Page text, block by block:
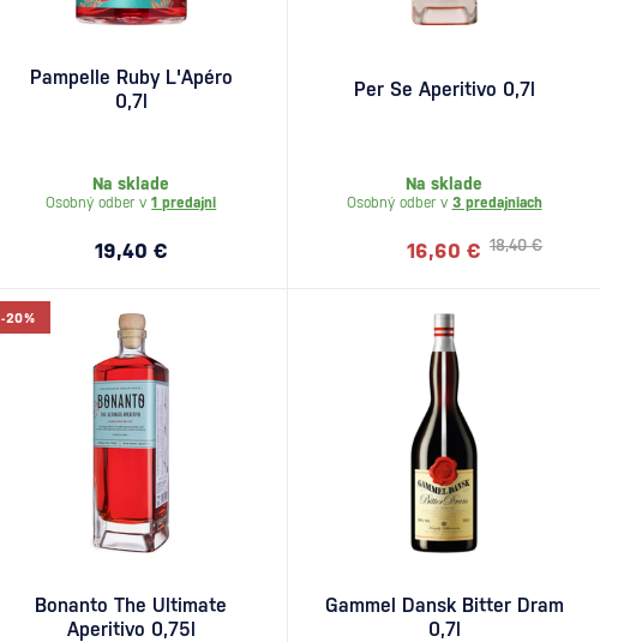
Pampelle Ruby L'Apéro
0,7l
Na sklade
Osobný odber v1 predajni
19,40 €
Per Se Aperitivo 0,7l
Na sklade
Osobný odber v 3 predajniach
18,40 €
16,60 €
-20%
Bonanto The Ultimate
Aperitivo 0,75l
Gammel Dansk Bitter Dram
0,7l